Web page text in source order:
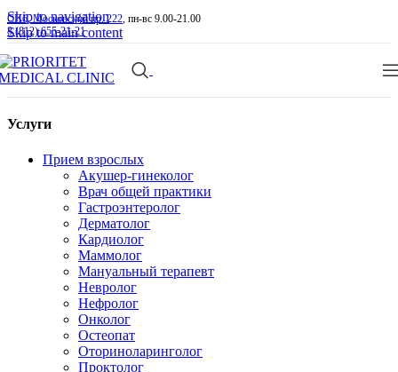
Skip to navigation
Skip to main content
СПб, Московский пр. 222, пн-вс 9.00-21.00
8 (812) 655-21-21
Услуги
Прием взрослых
Акушер-гинеколог
Врач общей практики
Гастроэнтеролог
Дерматолог
Кардиолог
Маммолог
Мануальный терапевт
Невролог
Нефролог
Онколог
Остеопат
Оториноларинголог
Проктолог